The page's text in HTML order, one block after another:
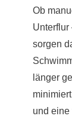
Ob
Unterflur
sorgen
länger
und